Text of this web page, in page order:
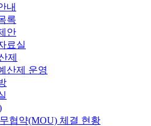
내
록
안
료실
제
산제 운영
협약(MOU) 체결 현황